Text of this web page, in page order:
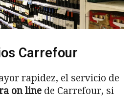
Carrefour
rapidez, el servicio de
on line de Carrefour, si